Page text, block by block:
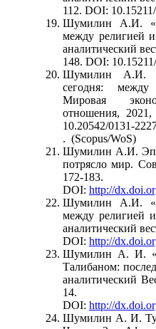
112. DOI:
Шумилин А.И.
между религией
аналитический
148. DOI:
Шумилин А.И.
сегодня:
Мировая
отношения,
10.20542/0131-
. (Scopus/WoS)
Шумилин А.И.
потрясло мир.
172-183.
DOI: http://
Шумилин А.И.
между религией
аналитический
DOI: http://
Шумилин А. И.
Талибаном:
аналитический
14.
DOI: http://
Шумилин А. И.